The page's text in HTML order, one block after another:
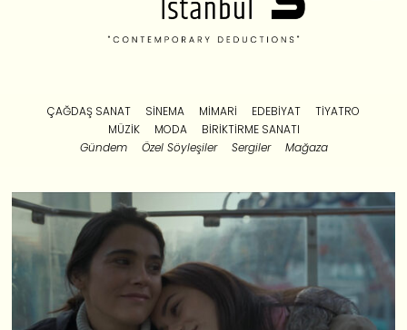
ÇAĞDAŞ SANAT SINEMA MIMARI EDEBIYAT
TIYATRO
MÜZIK
MODA
BIRIKTIRME SANATI
Gündem
Özel Söyleşiler Sergiler Mağaza